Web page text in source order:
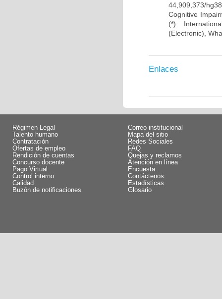
44,909,373/
Cognitive
(*):
(Electronic),
Enlaces
Régimen Legal
Talento humano
Contratación
Ofertas de empleo
Rendición de cuentas
Concurso docente
Pago Virtual
Control interno
Calidad
Buzón de notificaciones
Correo institucional
Mapa del sitio
Redes Sociales
FAQ
Quejas y reclamos
Atención en línea
Encuesta
Contáctenos
Estadísticas
Glosario